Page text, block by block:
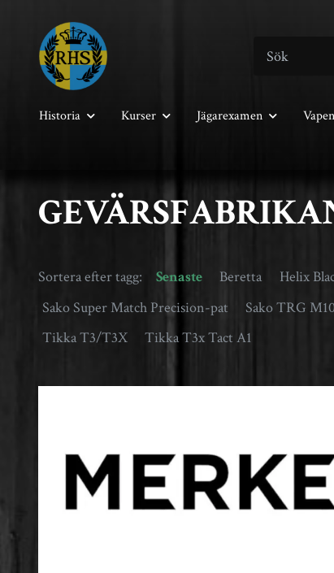
Historia Kurser Jägarexamen
Sortera efter tagg: Senaste Beretta Helix
Sako Super Match Precision-pat
Sako TRG
Tikka T3/T3X
Tikka T3x Tact A1